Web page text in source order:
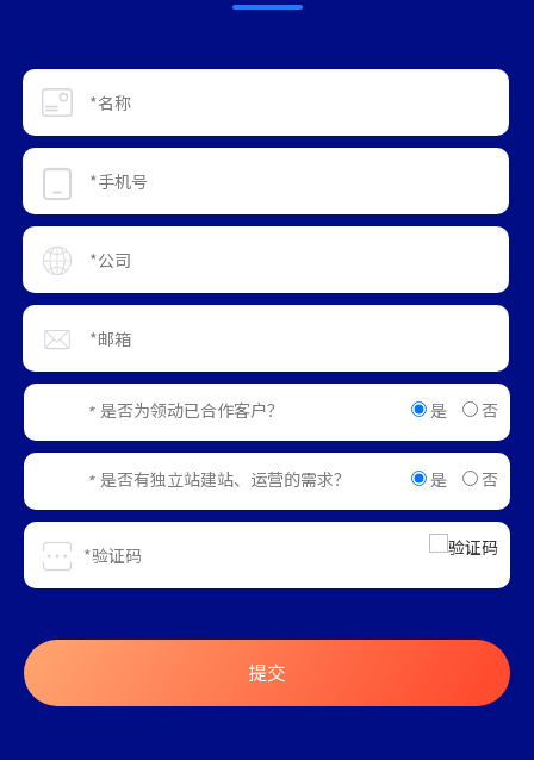
* 是否为领动已合作客户？ 是 否
* 是否有独立站建站、运营的需求？ 是 否
提交